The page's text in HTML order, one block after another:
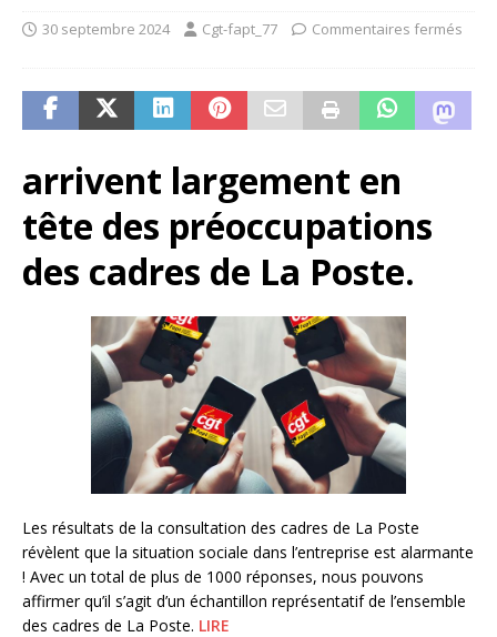
30 septembre 2024 Cgt-fapt_77 Commentaires fermés
arrivent largement en
tête des préoccupations
des cadres de La Poste.
Les résultats de la consultation des cadres de La Poste
révèlent que la situation sociale dans l’entreprise est alarmante
! Avec un total de plus de 1000 réponses, nous pouvons
affirmer qu’il s’agit d’un échantillon représentatif de l’ensemble
des cadres de La Poste. LIRE